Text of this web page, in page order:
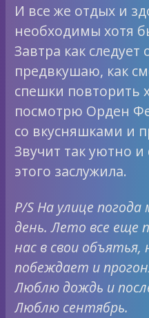
И все же отдых и
необходимы хотя
Завтра как следует
предвкушаю, как
спешки повторить
посмотрю Орден
со вкусняшками и
Звучит так уютно
этого заслужила.
P/S На улице
день. Лето все еще
нас в свои объятья,
побеждает и
Люблю дождь и
Люблю сентябрь.